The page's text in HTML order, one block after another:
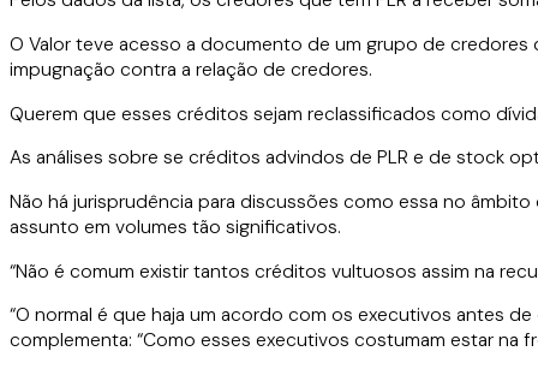
O Valor teve acesso a documento de um grupo de credores
impugnação contra a relação de credores.
Querem que esses créditos sejam reclassificados como
As análises sobre se créditos advindos de PLR e de stock
Não há jurisprudência para discussões como essa no
assunto em volumes tão significativos.
“Não é comum existir tantos créditos vultuosos assim na
“O normal é que haja um acordo com os executivos antes
complementa: “Como esses executivos costumam estar na